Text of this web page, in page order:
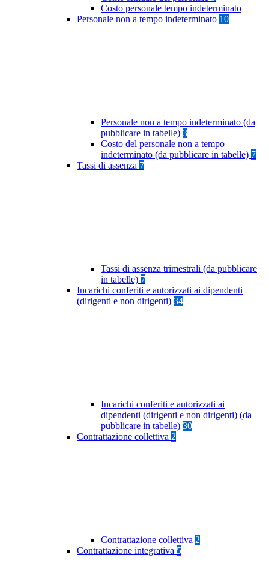
Costo personale tempo indeterminato
Personale non a tempo indeterminato 10
Personale non a tempo indeterminato (da
pubblicare in tabelle) 3
Costo del personale non a tempo
indeterminato (da pubblicare in tabelle) 7
Tassi di assenza 7
Tassi di assenza trimestrali (da pubblicare
in tabelle) 7
Incarichi conferiti e autorizzati ai dipendenti
(dirigenti e non dirigenti) 34
Incarichi conferiti e autorizzati ai
dipendenti (dirigenti e non dirigenti) (da
pubblicare in tabelle) 30
Contrattazione collettiva 2
Contrattazione collettiva 2
Contrattazione integrativa 5